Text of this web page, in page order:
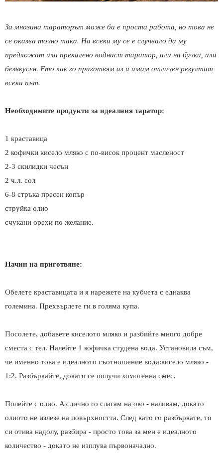
За мнозина тараторът може би е проста работа, но това не
се оказва точно така. На всеки му се е случвало да му
предложат или прекалено воднист таратор, или на бучки, или
безвкусен. Ето как го приготвям аз и имам отличен резултат
всеки път.
Необходимите продукти за идеалния таратор:
1 краставица
2 кофички кисело мляко с по-висок процент масленост
2-3 скилидки чесън
2 ч.л. сол
6-8 стръка пресен копър
струйка олио
счукани орехи по желание.
Начин на приготвяне:
Обелете краставицата и я нарежете на кубчета с еднаква
големина. Прехвърлете ги в голяма купа.
Посолете, добавете киселото мляко и разбийте много добре
сместа с тел. Налейте 1 кофичка студена вода. Установила съм,
че именно това е идеалното съотношение вода:кисело мляко -
1:2. Разбъркайте, докато се получи хомогенна смес.
Полейте с олио. Аз лично го слагам на око - наливам, докато
олиото не излезе на повърхността. След като го разбъркате, то
си отива надолу, разбира - просто това за мен е идеалното
количество - докато не изплува първоначално.